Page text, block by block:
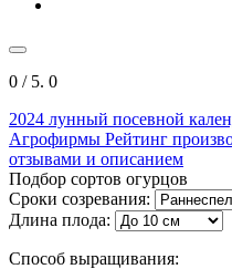
0 / 5. 0
2024 лунный посевной
Агрофирмы Рейтинг
отзывами и описанием
Подбор сортов огурцов
Сроки созревания:
Длина плода:
Способ выращивания: